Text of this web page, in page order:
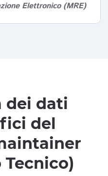
Elettronico (MRE)
dei dati
del